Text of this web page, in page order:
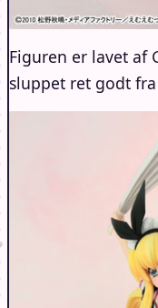
Figuren er lavet af
sluppet ret godt